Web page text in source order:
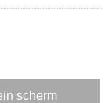
scherm